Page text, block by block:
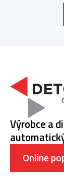
Výrobce a
Online